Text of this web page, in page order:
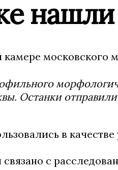
московского
Останки
в
с